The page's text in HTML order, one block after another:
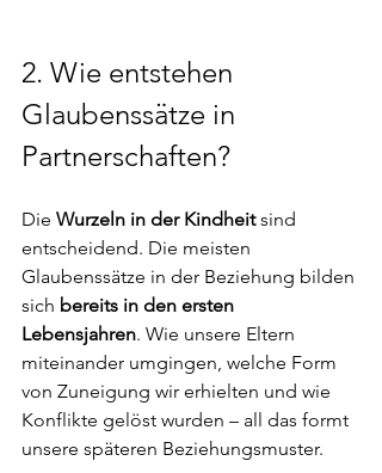
2. Wie entstehen
Glaubenssätze in
Partnerschaften?
Die Wurzeln in der Kindheit sind
entscheidend. Die meisten
Glaubenssätze in der Beziehung bilden
sich bereits in den ersten
Lebensjahren. Wie unsere Eltern
miteinander umgingen, welche Form
von Zuneigung wir erhielten und wie
Konflikte gelöst wurden – all das formt
unsere späteren Beziehungsmuster.